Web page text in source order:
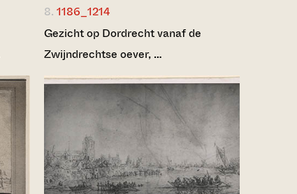
8. 1186_1214
Gezicht op Dordrecht vanaf de
Zwijndrechtse oever, …